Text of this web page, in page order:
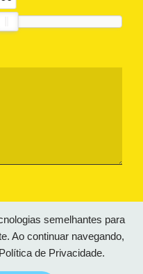
semelhantes para
Ao continuar navegando,
Política de Privacidade.